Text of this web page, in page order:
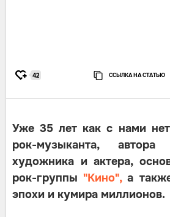
42 ССЫЛКА НА СТАТЬЮ
Уже 35 лет как с нами
рок-музыканта,
художника и актера,
рок-группы"Кино",а
эпохи и кумира миллионов.